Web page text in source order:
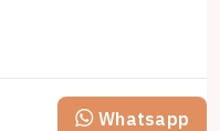
Whatsapp